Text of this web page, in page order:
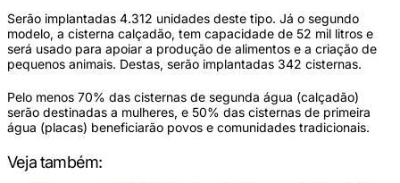
Serão implantadas 4.312 unidades deste tipo. Já o segundo
modelo, a cisterna calçadão, tem capacidade de 52 mil litros e
será usado para apoiar a produção de alimentos e a criação de
pequenos animais. Destas, serão implantadas 342 cisternas.
Pelo menos 70% das cisternas de segunda água (calçadão)
serão destinadas a mulheres, e 50% das cisternas de primeira
água (placas) beneficiarão povos e comunidades tradicionais.
Veja também: